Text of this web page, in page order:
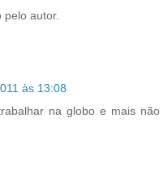
autor.
às 13:08
na globo e mais não